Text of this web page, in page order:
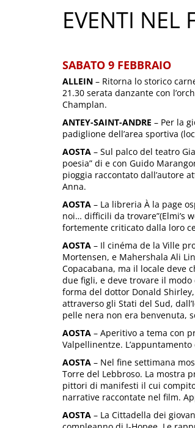
EVENTI NEL
SABATO 9 FEBBRAIO
ALLEIN – Ritorna lo storico
21.30 serata danzante con
Champlan.
ANTEY-SAINT-ANDRE – Per la
padiglione dell’area sportiva
AOSTA – Sul palco del teatro
poesia” di e con Guido
pioggia raccontato dall’autore
Anna.
AOSTA – La libreria À la page
noi… difficili da trovare”(Elmi’s
fortemente criticato dalla loro
AOSTA – Il cinéma de la Ville
Mortensen, e Mahershala Ali
Copacabana, ma il locale deve
due figli, e deve trovare il
forma del dottor Donald
attraverso gli Stati del Sud,
pelle nera non era benvenuta,
AOSTA – Aperitivo a tema con
Valpellinentze.
AOSTA – Nel fine settimana
Torre del Lebbroso. La mostra
pittori di manifesti il cui
narrative raccontate nel film.
AOSTA – La Cittadella dei